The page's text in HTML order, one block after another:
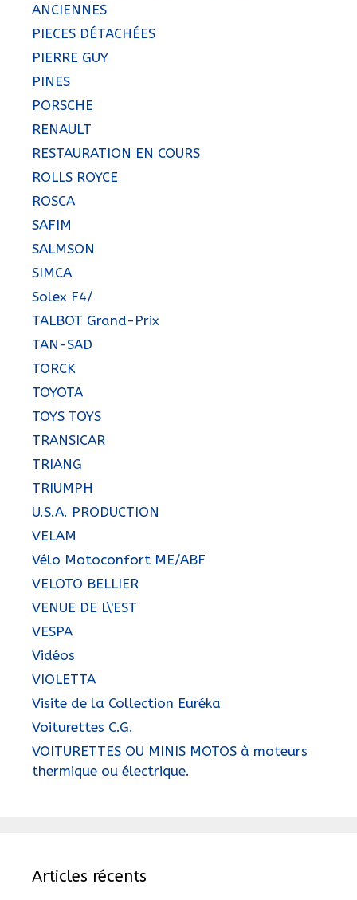
ANCIENNES
PIECES DÉTACHÉES
PIERRE GUY
PINES
PORSCHE
RENAULT
RESTAURATION EN COURS
ROLLS ROYCE
ROSCA
SAFIM
SALMSON
SIMCA
Solex F4/
TALBOT Grand-Prix
TAN-SAD
TORCK
TOYOTA
TOYS TOYS
TRANSICAR
TRIANG
TRIUMPH
U.S.A. PRODUCTION
VELAM
Vélo Motoconfort ME/ABF
VELOTO BELLIER
VENUE DE L\'EST
VESPA
Vidéos
VIOLETTA
Visite de la Collection Euréka
Voiturettes C.G.
VOITURETTES OU MINIS MOTOS à moteurs
thermique ou électrique.
Articles récents